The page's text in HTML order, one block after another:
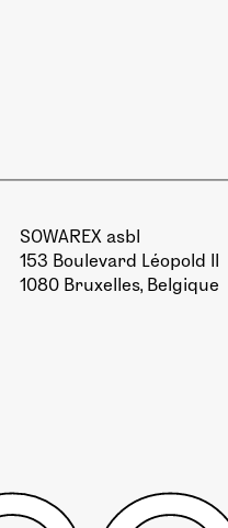
SOWAREX asbl
153 Boulevard Léopold II
1080 Bruxelles, Belgique